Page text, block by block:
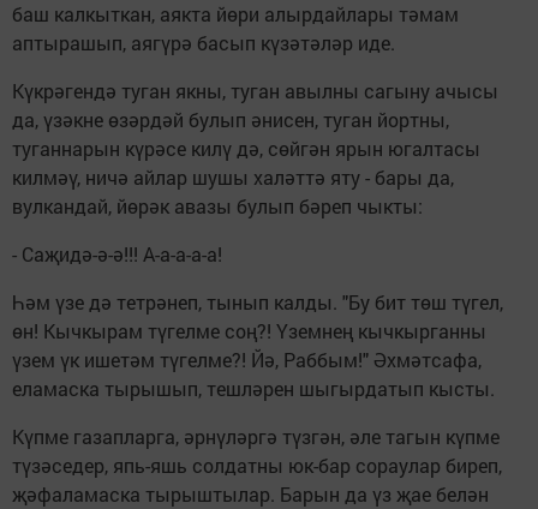
баш калкыткан, аякта йөри алырдайлары тәмам
аптырашып, аягүрә басып күзәтәләр иде.
Күкрәгендә туган якны, туган авылны сагыну ачысы
да, үзәкне өзәрдәй булып әнисен, туган йортны,
туганнарын күрәсе килү дә, сөйгән ярын югалтасы
килмәү, ничә айлар шушы халәттә яту - бары да,
вулкандай, йөрәк авазы булып бәреп чыкты:
- Саҗидә-ә-ә!!! А-а-а-а-а!
Һәм үзе дә тетрәнеп, тынып калды. "Бу бит төш түгел,
өн! Кычкырам түгелме соң?! Үземнең кычкырганны
үзем үк ишетәм түгелме?! Йә, Раббым!" Әхмәтсафа,
еламаска тырышып, тешләрен шыгырдатып кысты.
Күпме газапларга, әрнүләргә түзгән, әле тагын күпме
түзәседер, япь-яшь солдатны юк-бар сораулар биреп,
җәфаламаска тырыштылар. Барын да үз җае белән